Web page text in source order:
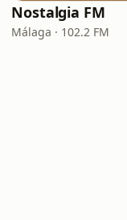
Nostalgia FM
Málaga · 102.2 FM